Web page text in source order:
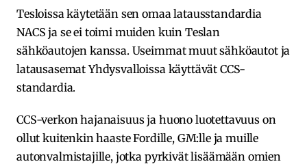
Tesloissa käytetään sen omaa latausstandardia
NACS ja se ei toimi muiden kuin Teslan
sähköautojen kanssa. Useimmat muut sähköautot ja
latausasemat Yhdysvalloissa käyttävät CCS-
standardia.
CCS-verkon hajanaisuus ja huono luotettavuus on
ollut kuitenkin haaste Fordille, GM:lle ja muille
autonvalmistajille, jotka pyrkivät lisäämään omien